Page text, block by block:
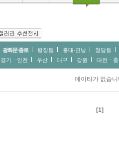
광화문∙종로 평창동 홍대∙연남 청담동
경기ㆍ인천 부산 대구 강원 대전ㆍ충
데이타가 없습니
[1]